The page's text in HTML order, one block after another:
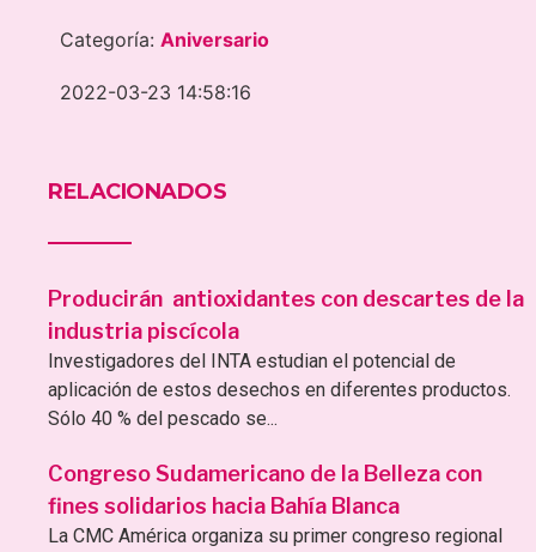
Categoría: Aniversario
2022-03-23 14:58:16
RELACIONADOS
Producirán antioxidantes con descartes de la
industria piscícola
Investigadores del INTA estudian el potencial de
aplicación de estos desechos en diferentes productos.
Sólo 40 % del pescado se...
Congreso Sudamericano de la Belleza con
fines solidarios hacia Bahía Blanca
La CMC América organiza su primer congreso regional